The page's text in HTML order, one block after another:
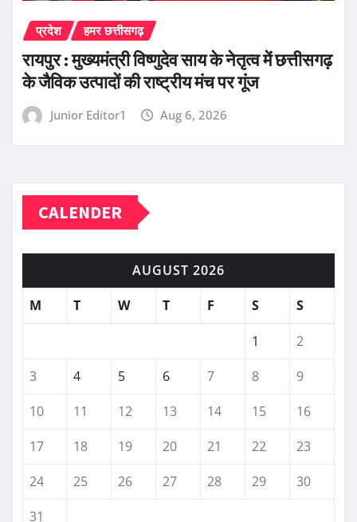
प्रदेश हमर छत्तीसगढ़
रायपुर : मुख्यमंत्री विष्णुदेव साय के नेतृत्व में छत्तीसगढ़
के जैविक उत्पादों की राष्ट्रीय मंच पर गूंज
Junior Editor1 Aug 6, 2026
CALENDER
AUGUST 2026
M
T W T F S S
1
2
3
4 5 6 7 8
9
10
11 12 13 14 15
16
17
18 19 20 21 22
23
24
25 26 27 28 29
30
31